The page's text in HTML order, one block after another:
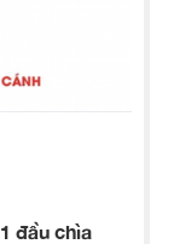
đầu chìa